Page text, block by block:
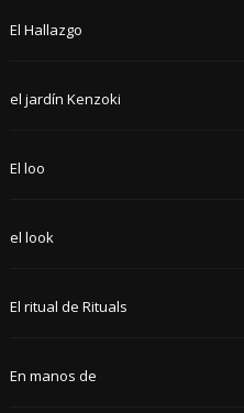
El Hallazgo
el jardín Kenzoki
El loo
el look
El ritual de Rituals
En manos de